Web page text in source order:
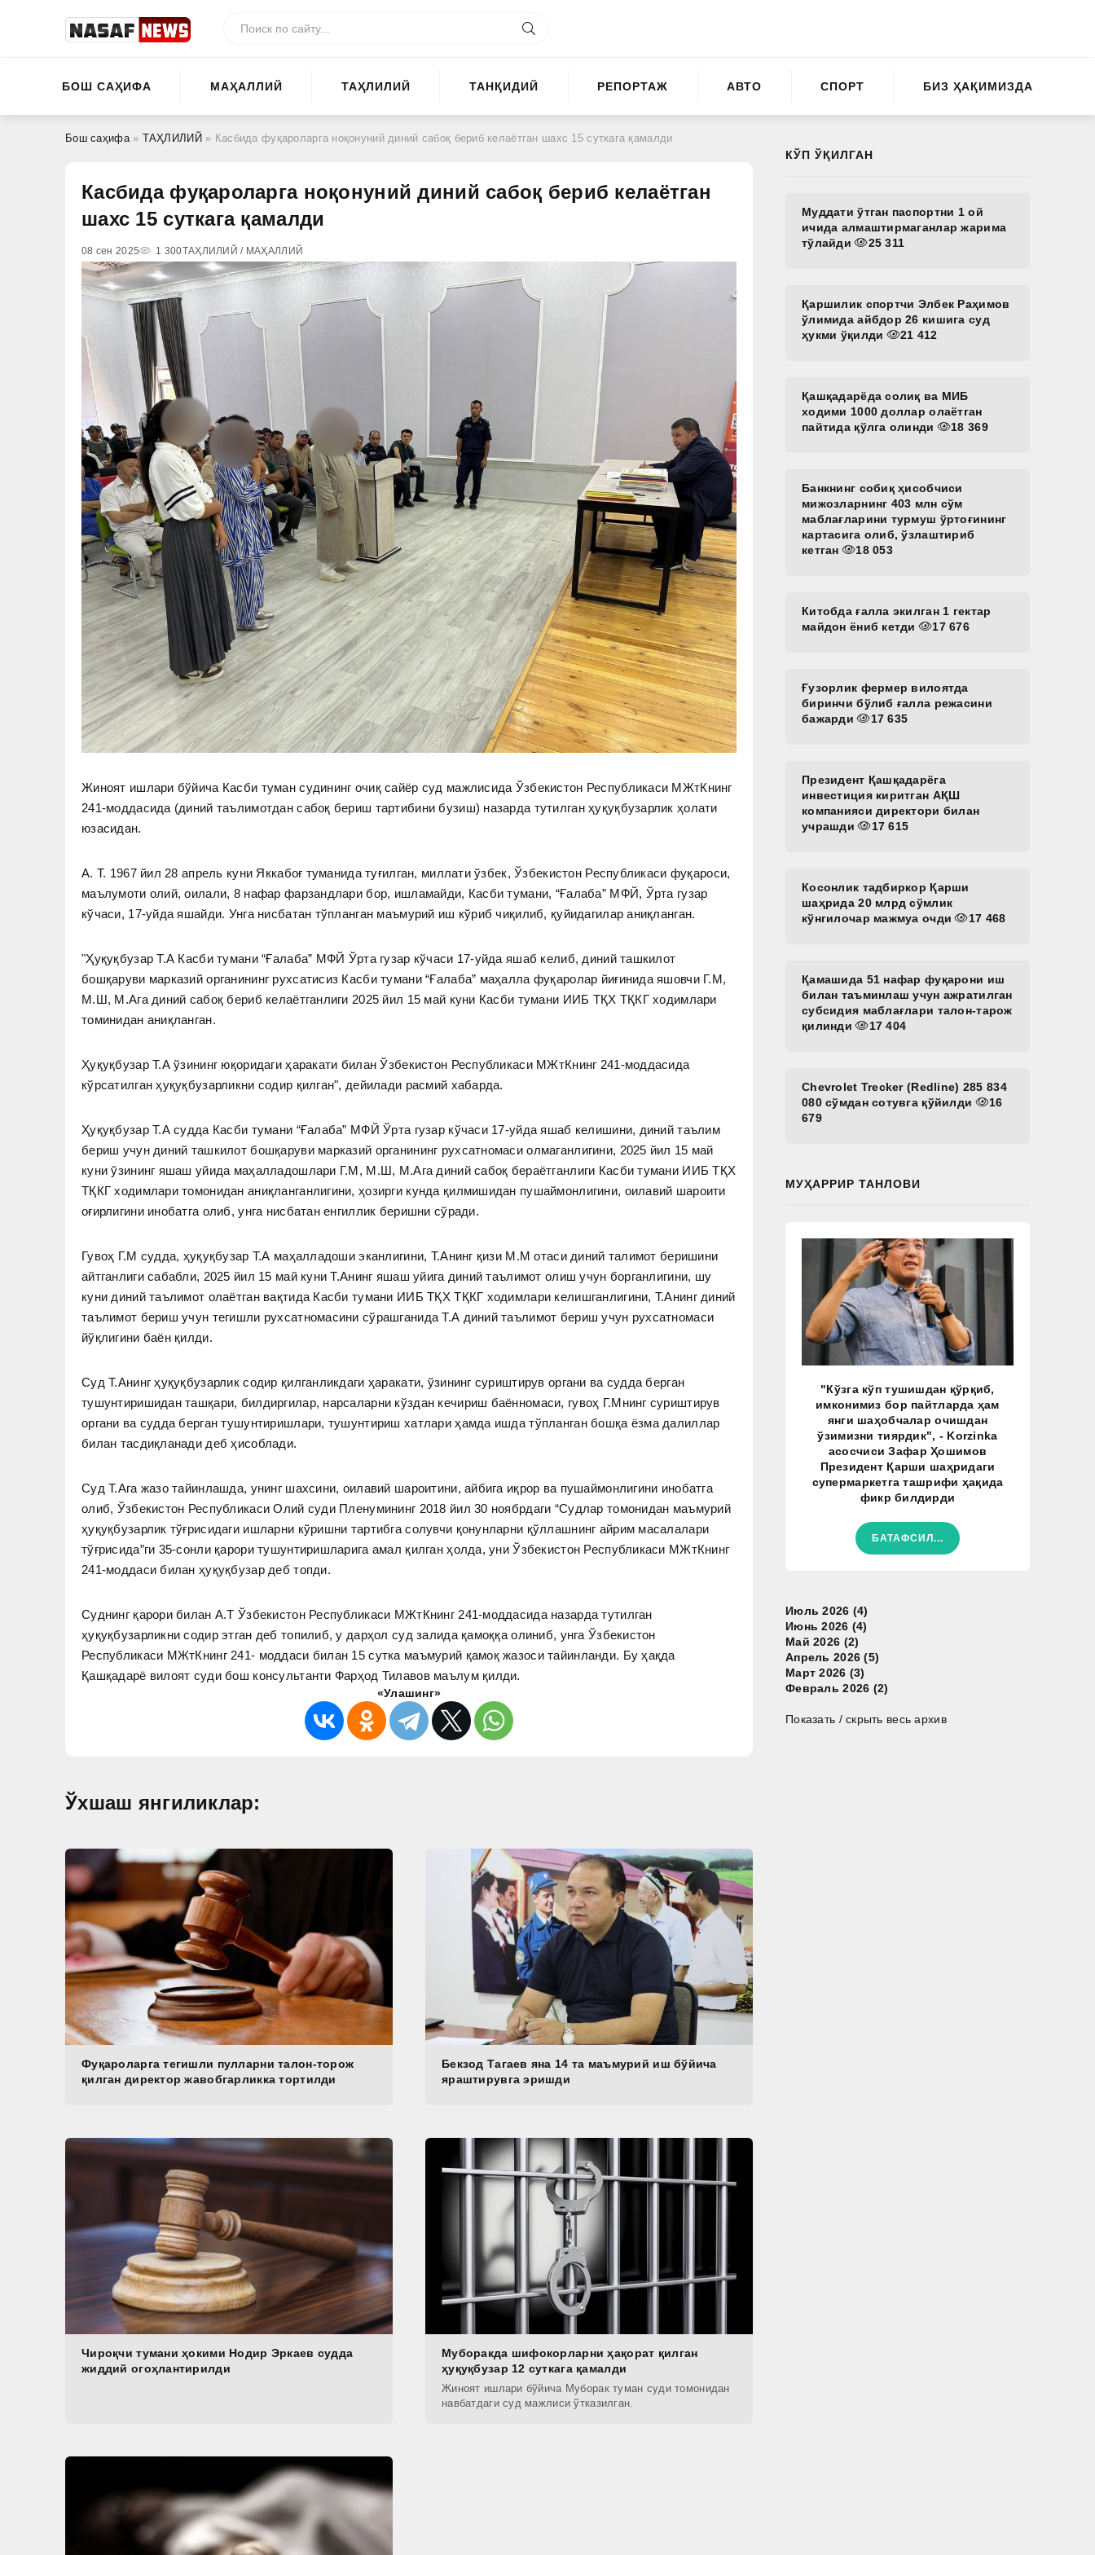
БОШ САҲИФА МАҲАЛЛИЙ ТАҲЛИЛИЙ ТАНҚИДИЙ РЕПОРТАЖ АВТО СПОРТ БИЗ ҲАҚИМИЗДА
Бош саҳифа» ТАҲЛИЛИЙ » Касбида фуқароларга ноқонуний диний сабоқ бериб келаётган шахс 15 суткага қамалди
Касбида фуқароларга ноқонуний диний сабоқ бериб келаётган
шахс 15 суткага қамалди
08 сен 2025 1 300ТАҲЛИЛИЙ / МАҲАЛЛИЙ
Жиноят ишлари бўйича Касби туман судининг очиқ сайёр суд мажлисида Ўзбекистон Республикаси МЖтКнинг
241-моддасида (диний таълимотдан сабоқ бериш тартибини бузиш) назарда тутилган ҳуқуқбузарлик ҳолати
юзасидан.
А. Т. 1967 йил 28 апрель куни Яккабоғ туманида туғилган, миллати ўзбек, Ўзбекистон Республикаси фуқароси,
маълумоти олий, оилали, 8 нафар фарзандлари бор, ишламайди, Касби тумани, “Ғалаба” МФЙ, Ўрта гузар
кўчаси, 17-уйда яшайди. Унга нисбатан тўпланган маъмурий иш кўриб чиқилиб, қуйидагилар аниқланган.
"Ҳуқуқбузар Т.А Касби тумани “Ғалаба” МФЙ Ўрта гузар кўчаси 17-уйда яшаб келиб, диний ташкилот
бошқаруви марказий органининг рухсатисиз Касби тумани “Ғалаба” маҳалла фуқаролар йиғинида яшовчи Г.М,
М.Ш, М.Ага диний сабоқ бериб келаётганлиги 2025 йил 15 май куни Касби тумани ИИБ ТҚХ ТҚКГ ходимлари
томинидан аниқланган.
Ҳуқуқбузар Т.А ўзининг юқоридаги ҳаракати билан Ўзбекистон Республикаси МЖтКнинг 241-моддасида
кўрсатилган ҳуқуқбузарликни содир қилган", дейилади расмий хабарда.
Ҳуқуқбузар Т.А судда Касби тумани “Ғалаба” МФЙ Ўрта гузар кўчаси 17-уйда яшаб келишини, диний таълим
бериш учун диний ташкилот бошқаруви марказий органининг рухсатномаси олмаганлигини, 2025 йил 15 май
куни ўзининг яшаш уйида маҳалладошлари Г.М, М.Ш, М.Ага диний сабоқ бераётганлиги Касби тумани ИИБ ТҚХ
ТҚКГ ходимлари томонидан аниқланганлигини, ҳозирги кунда қилмишидан пушаймонлигини, оилавий шароити
оғирлигини инобатга олиб, унга нисбатан енгиллик беришни сўради.
Гувоҳ Г.М судда, ҳуқуқбузар Т.А маҳалладоши эканлигини, Т.Анинг қизи М.М отаси диний талимот беришини
айтганлиги сабабли, 2025 йил 15 май куни Т.Анинг яшаш уйига диний таълимот олиш учун борганлигини, шу
куни диний таълимот олаётган вақтида Касби тумани ИИБ ТҚХ ТҚКГ ходимлари келишганлигини, Т.Анинг диний
таълимот бериш учун тегишли рухсатномасини сўрашганида Т.А диний таълимот бериш учун рухсатномаси
йўқлигини баён қилди.
Суд Т.Анинг ҳуқуқбузарлик содир қилганликдаги ҳаракати, ўзининг суриштирув органи ва судда берган
тушунтиришидан ташқари, билдиргилар, нарсаларни кўздан кечириш баённомаси, гувоҳ Г.Мнинг суриштирув
органи ва судда берган тушунтиришлари, тушунтириш хатлари ҳамда ишда тўпланган бошқа ёзма далиллар
билан тасдиқланади деб ҳисоблади.
Суд Т.Ага жазо тайинлашда, унинг шахсини, оилавий шароитини, айбига иқрор ва пушаймонлигини инобатга
олиб, Ўзбекистон Республикаси Олий суди Пленумининг 2018 йил 30 ноябрдаги “Судлар томонидан маъмурий
ҳуқуқбузарлик тўғрисидаги ишларни кўришни тартибга солувчи қонунларни қўллашнинг айрим масалалари
тўғрисида”ги 35-сонли қарори тушунтиришларига амал қилган ҳолда, уни Ўзбекистон Республикаси МЖтКнинг
241-моддаси билан ҳуқуқбузар деб топди.
Суднинг қарори билан А.Т Ўзбекистон Республикаси МЖтКнинг 241-моддасида назарда тутилган
ҳуқуқбузарликни содир этган деб топилиб, у дарҳол суд залида қамоққа олиниб, унга Ўзбекистон
Республикаси МЖтКнинг 241- моддаси билан 15 сутка маъмурий қамоқ жазоси тайинланди. Бу ҳақда
Қашқадарё вилоят суди бош консультанти Фарҳод Тилавов маълум қилди.
«Улашинг»
Ўхшаш янгиликлар:
Фуқароларга тегишли пулларни талон-торож
қилган директор жавобгарликка тортилди
Бекзод Тагаев яна 14 та маъмурий иш бўйича
яраштирувга эришди
Чироқчи тумани ҳокими Нодир Эркаев судда
жиддий огоҳлантирилди
Муборакда шифокорларни ҳақорат қилган
ҳуқуқбузар 12 суткага қамалди
Жиноят ишлари бўйича Муборак туман суди томонидан
навбатдаги суд мажлиси ўтказилган.
КЎП ЎҚИЛГАН
Муддати ўтган паспортни 1 ой
ичида алмаштирмаганлар жарима
тўлайди
25 311
Қаршилик спортчи Элбек Раҳимов
ўлимида айбдор 26 кишига суд
ҳукми ўқилди
21 412
Қашқадарёда солиқ ва МИБ
ходими 1000 доллар олаётган
пайтида қўлга олинди
18 369
Банкнинг собиқ ҳисобчиси
мижозларнинг 403 млн сўм
маблағларини турмуш ўртоғининг
картасига олиб, ўзлаштириб
кетган
18 053
Китобда ғалла экилган 1 гектар
майдон ёниб кетди
17 676
Ғузорлик фермер вилоятда
биринчи бўлиб ғалла режасини
бажарди
17 635
Президент Қашқадарёга
инвестиция киритган АҚШ
компанияси директори билан
учрашди
17 615
Косонлик тадбиркор Қарши
шаҳрида 20 млрд сўмлик
кўнгилочар мажмуа очди
17 468
Қамашида 51 нафар фуқарони иш
билан таъминлаш учун ажратилган
субсидия маблағлари талон-тарож
қилинди
17 404
Chevrolet Trecker (Redline) 285 834
080 сўмдан сотувга қўйилди
16
679
МУҲАРРИР ТАНЛОВИ
"Кўзга кўп тушишдан қўрқиб,
имконимиз бор пайтларда ҳам
янги шаҳобчалар очишдан
ўзимизни тиярдик", - Korzinka
асосчиси Зафар Ҳошимов
Президент Қарши шаҳридаги
супермаркетга ташрифи ҳақида
фикр билдирди
БАТАФСИЛ...
Июль 2026 (4)
Июнь 2026 (4)
Май 2026 (2)
Апрель 2026 (5)
Март 2026 (3)
Февраль 2026 (2)
Показать / скрыть весь архив